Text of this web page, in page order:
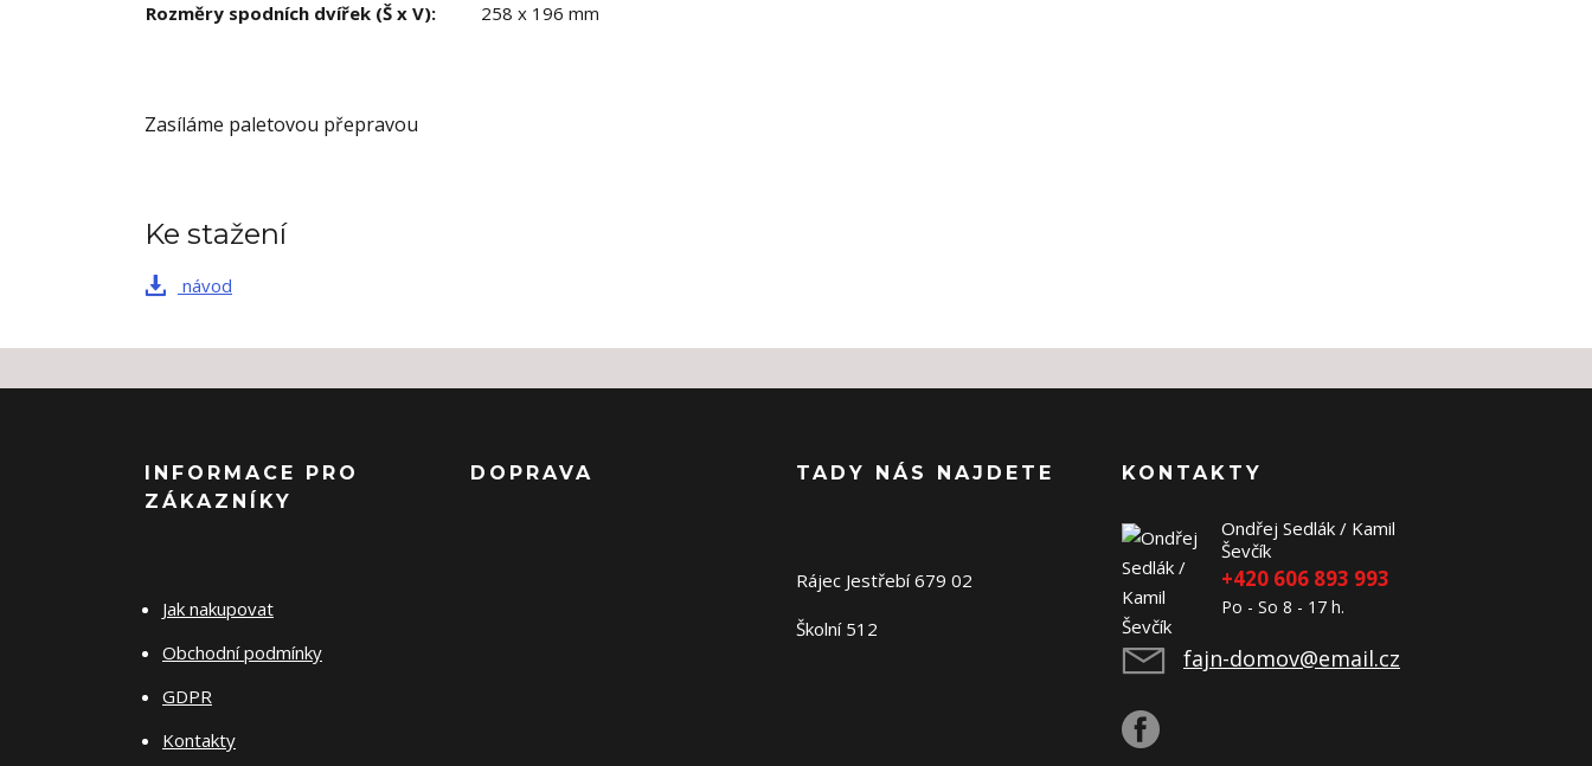
Rozměry spodních dvířek (Š x V): 258 x 196 mm
Zasíláme paletovou přepravou
Ke stažení
návod
INFORMACE PRO
ZÁKAZNÍKY
Jak nakupovat
Obchodní podmínky
GDPR
Kontakty
DOPRAVA TADY NÁS NAJDETE
Rájec Jestřebí 679 02
Školní 512
KONTAKTY
Ondřej Sedlák / Kamil
Ševčík
+420 606 893 993
Po - So 8 - 17 h.
fajn-domov@email.cz